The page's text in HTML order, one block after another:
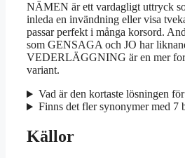
NÄMEN är ett vardagligt uttryck
inleda en invändning eller visa
passar perfekt i många korsord.
som GENSAGA och JO har
VEDERLÄGGNING är en mer
variant.
Vad är den kortaste lösningen
Finns det fler synonymer med 7
Källor